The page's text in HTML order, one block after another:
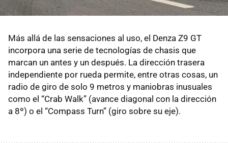
Más allá de las sensaciones al uso, el Denza Z9 GT
incorpora una serie de tecnologías de chasis que
marcan un antes y un después. La dirección trasera
independiente por rueda permite, entre otras cosas, un
radio de giro de solo 9 metros y maniobras inusuales
como el “Crab Walk” (avance diagonal con la dirección
a 8º) o el “Compass Turn” (giro sobre su eje).